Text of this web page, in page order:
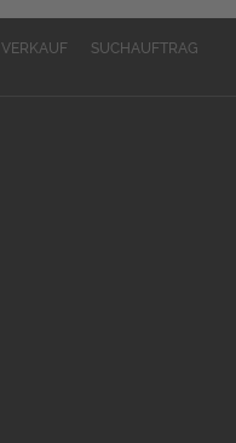
VERKAUF
SUCHAUFTRAG